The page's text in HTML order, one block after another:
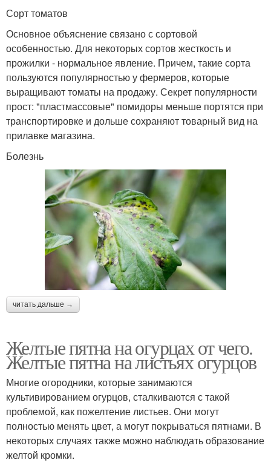
Сорт томатов
Основное объяснение связано с сортовой
особенностью. Для некоторых сортов жесткость и
прожилки - нормальное явление. Причем, такие сорта
пользуются популярностью у фермеров, которые
выращивают томаты на продажу. Секрет популярности
прост: "пластмассовые" помидоры меньше портятся при
транспортировке и дольше сохраняют товарный вид на
прилавке магазина.
Болезнь
читать дальше →
Желтые пятна на огурцах от чего.
Желтые пятна на листьях огурцов
Многие огородники, которые занимаются
культивированием огурцов, сталкиваются с такой
проблемой, как пожелтение листьев. Они могут
полностью менять цвет, а могут покрываться пятнами. В
некоторых случаях также можно наблюдать образование
желтой кромки.